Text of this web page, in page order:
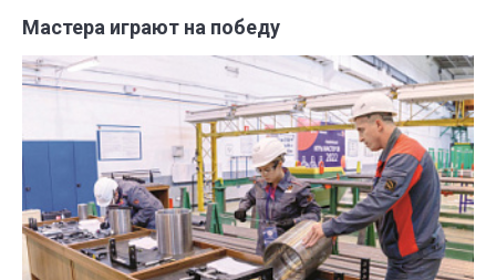
Мастера играют на победу